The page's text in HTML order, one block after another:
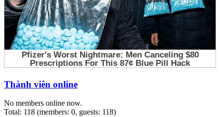
Thành viên online
No members online now.
Total: 118 (members: 0, guests: 118)